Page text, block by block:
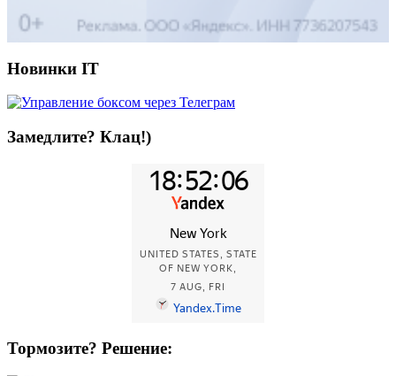
Новинки IT
Замедлите? Клац!)
Тормозите? Решение: